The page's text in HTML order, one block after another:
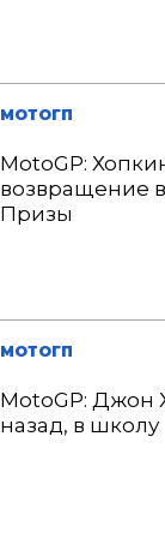
МОТОГП
MotoGP:
возвращение
Призы
МОТОГП
MotoGP: Джон
назад, в школу